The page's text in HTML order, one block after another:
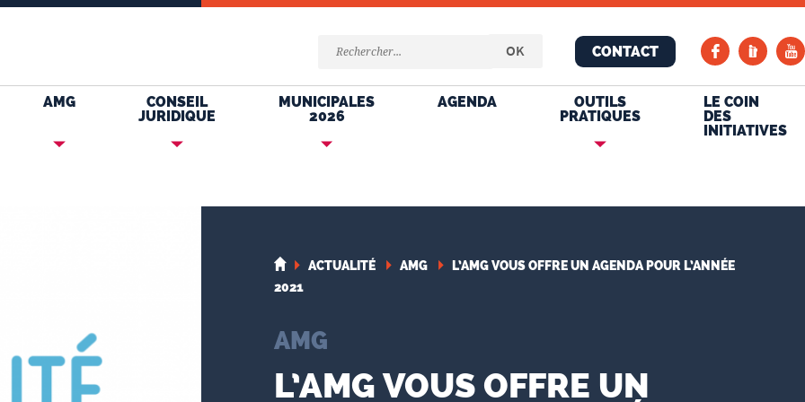
CONTACT
AMG
CONSEIL
JURIDIQUE
MUNICIPALES
2026
AGENDA
OUTILS
PRATIQUES
LE COIN
DES
INITIATIVES
ACTUALITÉ AMG
L’AMG VOUS OFFRE UN AGENDA POUR L’ANNÉE
2021
AMG
L’AMG VOUS OFFRE UN